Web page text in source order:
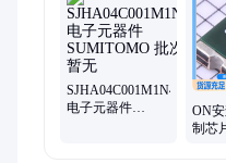
器、精密放大器、运算放
程门阵列、接口集成电路、
SJHA04C001M1N46
电子元器件
ON
制芯